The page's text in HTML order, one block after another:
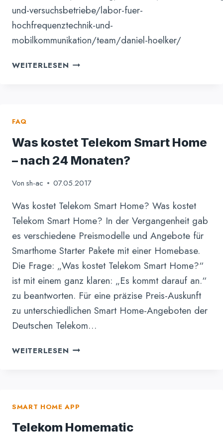
und-versuchsbetriebe/labor-fuer-
hochfrequenztechnik-und-
mobilkommunikation/team/daniel-hoelker/
WEITERLESEN DORF
FAQ
Was kostet Telekom Smart Home
– nach 24 Monaten?
Von sh-ac 07.05.2017
Was kostet Telekom Smart Home? Was kostet
Telekom Smart Home? In der Vergangenheit gab
es verschiedene Preismodelle und Angebote für
Smarthome Starter Pakete mit einer Homebase.
Die Frage: „Was kostet Telekom Smart Home?“
ist mit einem ganz klaren: „Es kommt darauf an.“
zu beantworten. Für eine präzise Preis-Auskunft
zu unterschiedlichen Smart Home-Angeboten der
Deutschen Telekom…
WEITERLESEN WAS
–
24
SMART HOME APP
Telekom Homematic